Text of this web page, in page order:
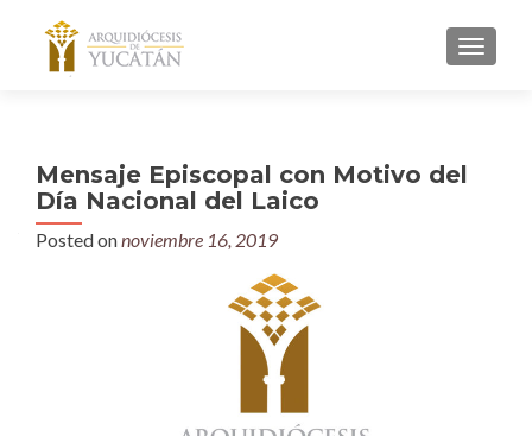
MENU
Mensaje Episcopal con Motivo del
Día Nacional del Laico
Posted onnoviembre 16, 2019